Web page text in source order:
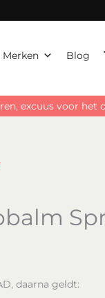
Merken Blog
excuus voor het
daarna geldt: